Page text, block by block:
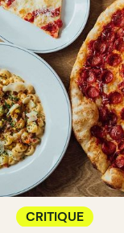
CRITIQUE